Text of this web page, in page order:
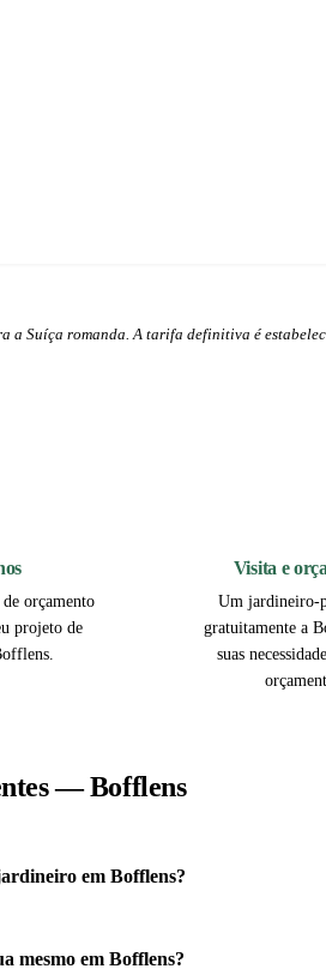
a Suíça romanda. A tarifa definitiva é
orçamento
projeto de
Visita e
Um jardineiro-
gratuitamente a
suas
— Bofflens
em Bofflens?
mesmo em Bofflens?